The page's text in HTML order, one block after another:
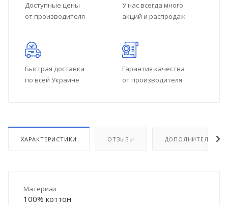
Доступные цены
от производителя
У нас всегда много
акций и распродаж
Быстрая доставка
по всей Украине
Гарантия качества
от производителя
ХАРАКТЕРИСТИКИ ОТЗЫВЫ ДОПОЛНИТЕЛЬНО
Материал
100% коттон